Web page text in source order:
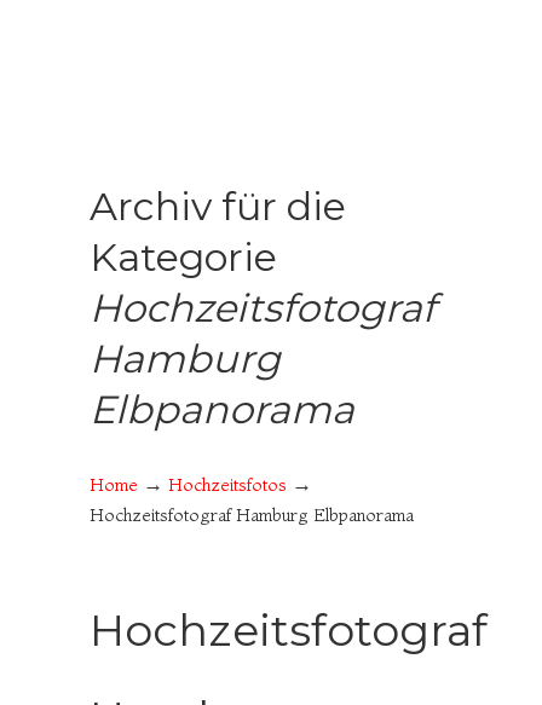
Archiv für die
Kategorie
Hochzeitsfotograf
Hamburg
Elbpanorama
Home → Hochzeitsfotos →
Hochzeitsfotograf Hamburg Elbpanorama
Hochzeitsfotograf